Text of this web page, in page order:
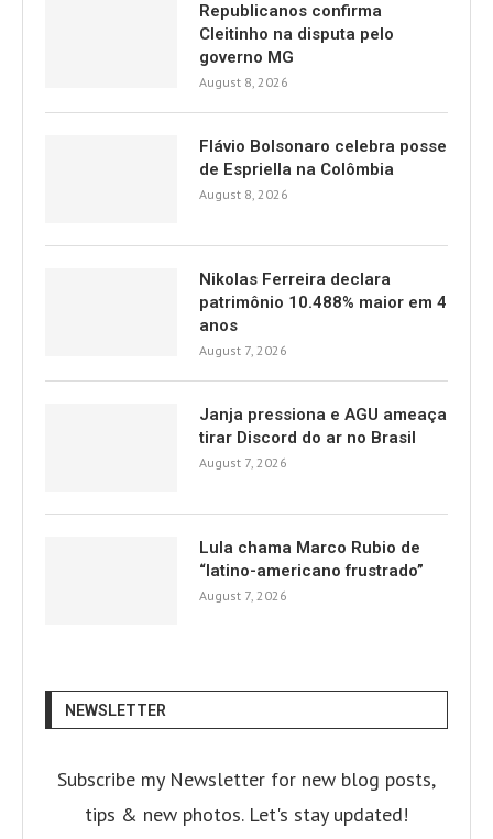
Republicanos confirma
Cleitinho na disputa pelo
governo MG
August 8, 2026
Flávio Bolsonaro celebra posse
de Espriella na Colômbia
August 8, 2026
Nikolas Ferreira declara
patrimônio 10.488% maior em 4
anos
August 7, 2026
Janja pressiona e AGU ameaça
tirar Discord do ar no Brasil
August 7, 2026
Lula chama Marco Rubio de
“latino-americano frustrado”
August 7, 2026
NEWSLETTER
Subscribe my Newsletter for new blog posts,
tips & new photos. Let's stay updated!